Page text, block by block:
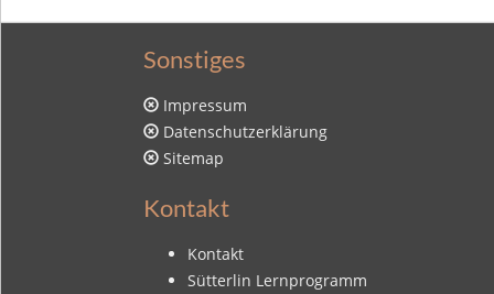
Sonstiges
Impressum
Datenschutzerklärung
Sitemap
Kontakt
Kontakt
Sütterlin Lernprogramm